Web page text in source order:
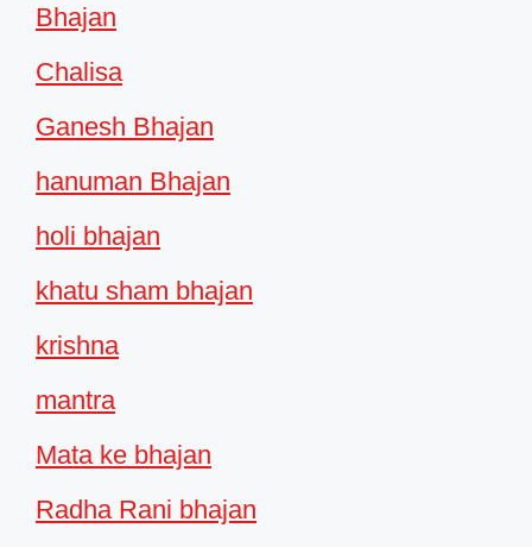
Bhajan
Chalisa
Ganesh Bhajan
hanuman Bhajan
holi bhajan
khatu sham bhajan
krishna
mantra
Mata ke bhajan
Radha Rani bhajan